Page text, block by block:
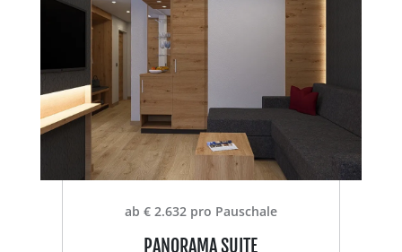
ab € 2.632 pro Pauschale
PANORAMA SUITE